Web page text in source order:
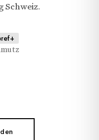
Schweiz.